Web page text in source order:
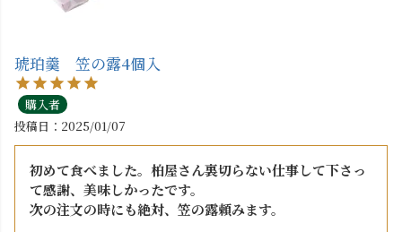
琥珀羹 笠の露4個入
購入者
投稿日
2025/01/07
初めて食べました。柏屋さん裏切らない仕事して下さっ
て感謝、美味しかったです。
次の注文の時にも絶対、笠の露頼みます。